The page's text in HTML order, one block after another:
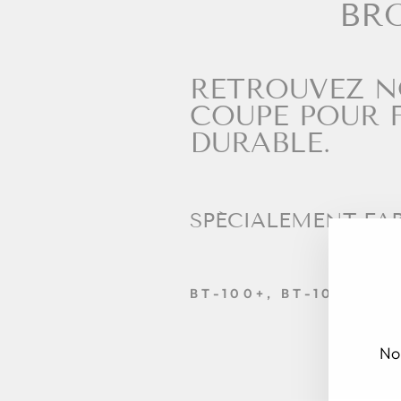
RETROUVEZ
COUPE POUR
DURABLE.
SPÉCIALEMENT
BT-100+, BT-100+ ET